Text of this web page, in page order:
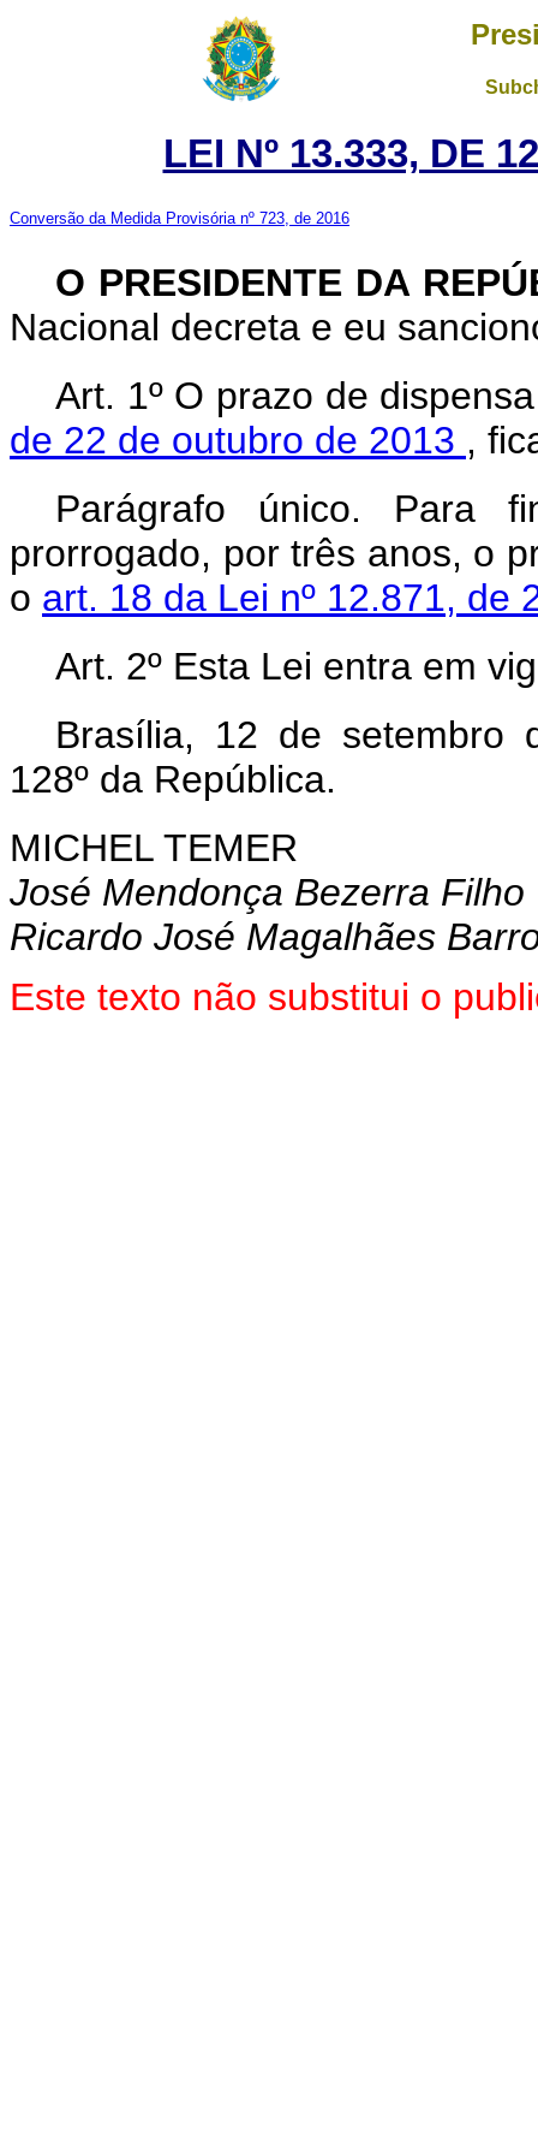
LEI Nº 13.333, DE
Conversão da Medida Provisória nº 723, de 2016
O PRESIDENTE DA
Nacional decreta e eu
Art. 1º O prazo de
de 22 de outubro de 2013 ,
Parágrafo único. Para
prorrogado, por três anos, o
o art. 18 da Lei nº 12.871, de
Art. 2º Esta Lei entra em
Brasília, 12 de setembro
128º da República.
MICHEL TEMER
José Mendonça Bezerra Filho
Ricardo José Magalhães
Este texto não substitui o